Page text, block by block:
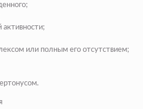
активности;
или полным его отсутствием;